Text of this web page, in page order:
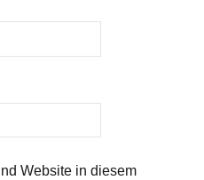
Website in diesem